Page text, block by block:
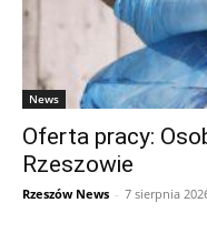
News
Oferta pracy:
Rzeszowie
Rzeszów News - 7 sierpnia